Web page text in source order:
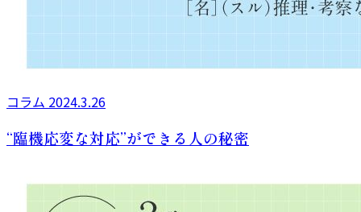
コラム 2024.3.26
“臨機応変な対応”ができる人の秘密